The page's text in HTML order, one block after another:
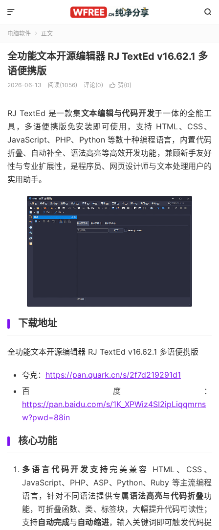


电脑软件  正文
全功能文本开源编辑器 RJ TextEd v16.62.1 多
语便携版
2026-06-13 阅读(1056) 评论(0)  赞(0)
RJ TextEd 是一款集文本编辑与代码开发于一体的全能工
具，多语便携版免安装即可使用，支持 HTML、CSS、
JavaScript、PHP、Python 等数十种编程语言，内置代码
折叠、自动补全、语法高亮等高效开发功能，兼顾新手友好
性与专业扩展性，是程序员、网页设计师与文本处理用户的
实用助手。
下载地址
全功能文本开源编辑器 RJ TextEd v16.62.1 多语便携版
夸克： https://pan.quark.cn/s/2f7d219291d1
百度：
https://pan.baidu.com/s/1K_XPWiz4SI2ipLiqqmrns
w?pwd=88in
核心功能
多语言代码开发支持 完美兼容 HTML、CSS、
JavaScript、PHP、ASP、Python、Ruby 等主流编程
语言，针对不同语法提供专属语法高亮与代码折叠功
能，可折叠函数、类、标签块，大幅提升代码可读性；
支持自动完成与自动缩进，输入关键词即可触发代码提